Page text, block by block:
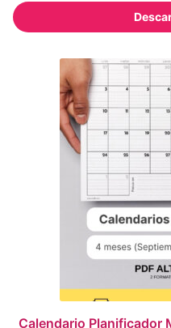
Calendario Planificador